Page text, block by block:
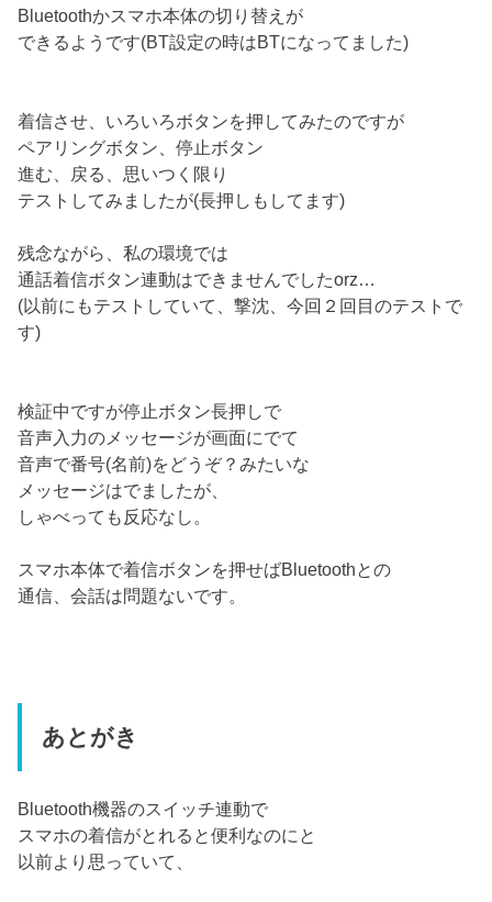
Bluetoothかスマホ本体の切り替えが
できるようです(BT設定の時はBTになってました)
着信させ、いろいろボタンを押してみたのですが
ペアリングボタン、停止ボタン
進む、戻る、思いつく限り
テストしてみましたが(長押しもしてます)
残念ながら、私の環境では
通話着信ボタン連動はできませんでしたorz…
(以前にもテストしていて、撃沈、今回２回目のテストで
す)
検証中ですが停止ボタン長押しで
音声入力のメッセージが画面にでて
音声で番号(名前)をどうぞ？みたいな
メッセージはでましたが、
しゃべっても反応なし。
スマホ本体で着信ボタンを押せばBluetoothとの
通信、会話は問題ないです。
あとがき
Bluetooth機器のスイッチ連動で
スマホの着信がとれると便利なのにと
以前より思っていて、